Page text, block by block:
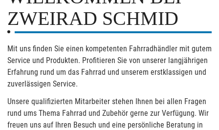
ZWEIRAD SCHMID
Mit uns finden Sie einen kompetenten Fahrradhändler mit gutem
Service und Produkten. Profitieren Sie von unserer langjährigen
Erfahrung rund um das Fahrrad und unserem erstklassigen und
zuverlässigen Service.
Unsere qualifizierten Mitarbeiter stehen Ihnen bei allen Fragen
rund ums Thema Fahrrad und Zubehör gerne zur Verfügung. Wir
freuen uns auf Ihren Besuch und eine persönliche Beratung in